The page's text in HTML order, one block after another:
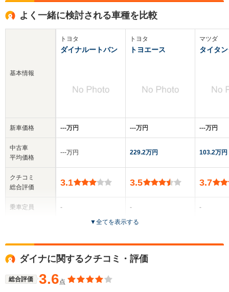
よく一緒に検討される車種を比較
基本情報
新車価格
中古車
平均価格
クチコミ
総合評価
乗車定員
トヨタ
ダイナルートバン
‐‐‐万円
‐‐‐万円
3.1
-
全高
-m
トヨタ
トヨエース
‐‐‐万円
229.2万円
3.5
-
2～4ドア
マツダ
タイタ
‐‐‐万円
103.2万円
3.7
-
▼全てを表示する
ダイナに関するクチコミ・評価
総合評価 3.6点